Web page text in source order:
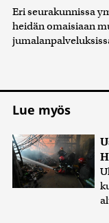
Eri seurakunnissa
heidän omaisiaan
Lue myös